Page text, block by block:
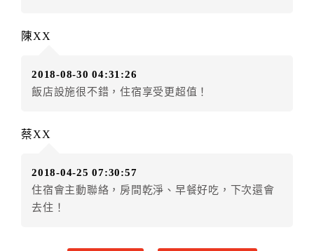
（提出申辦日為保留起算日）
店客滿，敬請及早計畫，如逾時未提出申辦，視同無條
件放棄訂單（住宿權益）。 （限原訂飯店使用）
得辦理取消退款。
．訂單異動後，訂單費用總計小於原訂單費用總計時，
訂房者不得要求退其差額。限原訂飯店
陳XX
2018-08-30 04:31:26
飯店設施很不錯，住宿享受更超值！
蔡XX
2018-04-25 07:30:57
住宿會主動聯絡，房間乾淨、早餐好吃，下次還會
去住！